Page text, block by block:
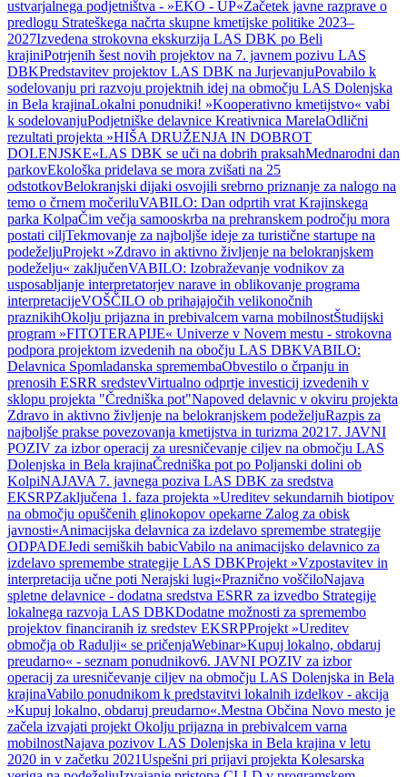
ustvarjalnega podjetništva - »EKO - UP«Začetek javne razprave o
predlogu Strateškega načrta skupne kmetijske politike 2023–
2027Izvedena strokovna ekskurzija LAS DBK po Beli
krajiniPotrjenih šest novih projektov na 7. javnem pozivu LAS
DBKPredstavitev projektov LAS DBK na JurjevanjuPovabilo k
sodelovanju pri razvoju projektnih idej na območju LAS Dolenjska
in Bela krajinaLokalni ponudniki! »Kooperativno kmetijstvo« vabi
k sodelovanjuPodjetniške delavnice Kreativnica MarelaOdlični
rezultati projekta »HIŠA DRUŽENJA IN DOBROT
DOLENJSKE«LAS DBK se uči na dobrih praksahMednarodni dan
parkovEkološka pridelava se mora zvišati na 25
odstotkovBelokranjski dijaki osvojili srebrno priznanje za nalogo na
temo o črnem močeriluVABILO: Dan odprtih vrat Krajinskega
parka KolpaČim večja samooskrba na prehranskem področju mora
postati ciljTekmovanje za najboljše ideje za turistične startupe na
podeželjuProjekt »Zdravo in aktivno življenje na belokranjskem
podeželju« zaključenVABILO: Izobraževanje vodnikov za
usposabljanje interpretatorjev narave in oblikovanje programa
interpretacijeVOŠČILO ob prihajajočih velikonočnih
praznikihOkolju prijazna in prebivalcem varna mobilnostŠtudijski
program »FITOTERAPIJE« Univerze v Novem mestu - strokovna
podpora projektom izvedenih na obočju LAS DBKVABILO:
Delavnica Spomladanska spremembaObvestilo o črpanju in
prenosih ESRR sredstevVirtualno odprtje investicij izvedenih v
sklopu projekta "Čredniška pot"Napoved delavnic v okviru projekta
Zdravo in aktivno življenje na belokranjskem podeželjuRazpis za
najboljše prakse povezovanja kmetijstva in turizma 2021 7. JAVNI
POZIV za izbor operacij za uresničevanje ciljev na območju LAS
Dolenjska in Bela krajinaČredniška pot po Poljanski dolini ob
KolpiNAJAVA 7. javnega poziva LAS DBK za sredstva
EKSRPZaključena 1. faza projekta »Ureditev sekundarnih biotipov
na območju opuščenih glinokopov opekarne Zalog za obisk
javnosti«Animacijska delavnica za izdelavo spremembe strategije
ODPADEJedi semiških babicVabilo na animacijsko delavnico za
izdelavo spremembe strategije LAS DBKProjekt »Vzpostavitev in
interpretacija učne poti Nerajski lugi«Praznično voščiloNajava
spletne delavnice - dodatna sredstva ESRR za izvedbo Strategije
lokalnega razvoja LAS DBKDodatne možnosti za spremembo
projektov financiranih iz sredstev EKSRPProjekt »Ureditev
območja ob Radulji« se pričenjaWebinar»Kupuj lokalno, obdaruj
preudarno« - seznam ponudnikov6. JAVNI POZIV za izbor
operacij za uresničevanje ciljev na območju LAS Dolenjska in Bela
krajinaVabilo ponudnikom k predstavitvi lokalnih izdelkov - akcija
»Kupuj lokalno, obdaruj preudarno«.Mestna Občina Novo mesto je
začela izvajati projekt Okolju prijazna in prebivalcem varna
mobilnostNajava pozivov LAS Dolenjska in Bela krajina v letu
2020 in v začetku 2021Uspešni pri prijavi projekta Kolesarska